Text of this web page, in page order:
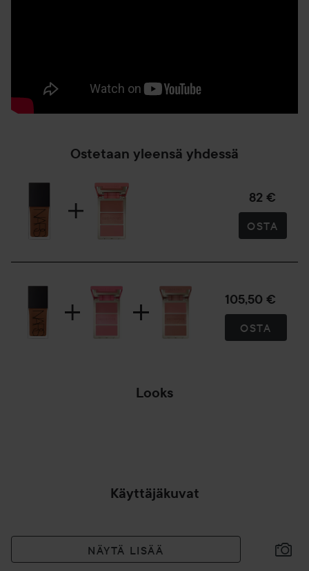
Ostetaan yleensä yhdessä
82 €
OSTA
105,50 €
OSTA
Looks
Käyttäjäkuvat
NÄYTÄ LISÄÄ